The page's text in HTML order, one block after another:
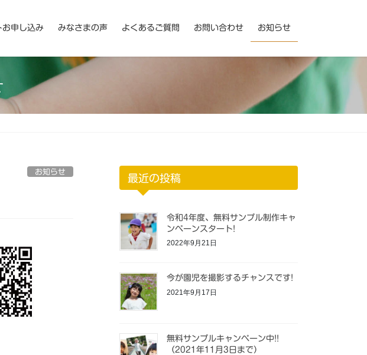
お申し込み みなさまの声 よくあるご質問 お問い合わせ お知らせ
お知らせ
最近の投稿
令和4年度、無料サンプル制作キャ
ンペーンスタート!
2022年9月21日
今が園児を撮影するチャンスです!
2021年9月17日
無料サンプルキャンペーン中!!
（2021年11月3日まで）